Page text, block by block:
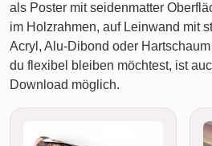
als Poster mit seidenmatter
im Holzrahmen, auf Leinwand mit
Acryl, Alu-Dibond oder
du flexibel bleiben möchtest, ist
Download möglich.